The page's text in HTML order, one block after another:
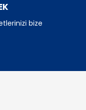
bize